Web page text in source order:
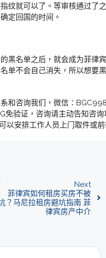
纹就可以了。等审核通过了
定回国的时间。
黑名单之后，就会成为菲律
单不会自己消失，所以想要
和咨询我们，微信：
免验证，咨询请主动告知咨
以安排工作人员上门取件或
Next
菲律宾如何租房买房不被
？马尼拉租房避坑指南 菲
律宾房产中介